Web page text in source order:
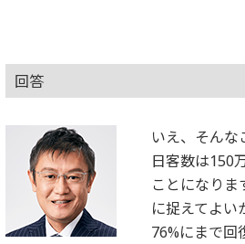
回答
いえ、そん
日客数は150
ことになり
に捉えてよ
76%にまで回